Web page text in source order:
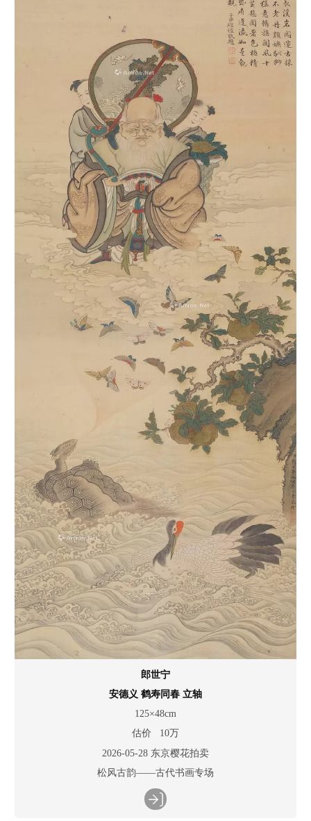
郎世宁
安德义 鹤寿同春 立轴
125×48cm
估价 10万
2026-05-28 东京樱花拍卖
松风古韵——古代书画专场